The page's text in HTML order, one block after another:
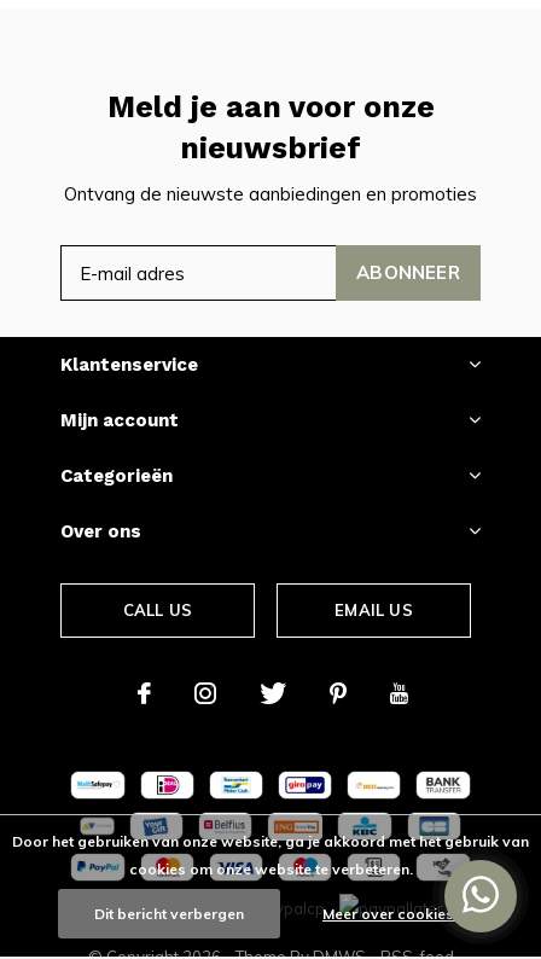
Meld je aan voor onze
nieuwsbrief
Ontvang de nieuwste aanbiedingen en promoties
ABONNEER
Klantenservice
Mijn account
Categorieën
Over ons
CALL US EMAIL US
Door het gebruiken van onze website, ga je akkoord met het gebruik van
cookies om onze website te verbeteren.
Dit bericht verbergen Meer over cookies »